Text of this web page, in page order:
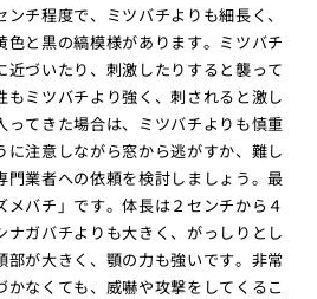
チ程度で、ミツバチよりも細長く、
色と黒の縞模様があります。ミツバチ
近づいたり、刺激したりすると襲って
もミツバチより強く、刺されると激し
ってきた場合は、ミツバチよりも慎重
に注意しながら窓から逃がすか、難し
門業者への依頼を検討しましょう。最
メバチ」です。体長は２センチから４
ナガバチよりも大きく、がっしりとし
部が大きく、顎の力も強いです。非常
かなくても、威嚇や攻撃をしてくるこ